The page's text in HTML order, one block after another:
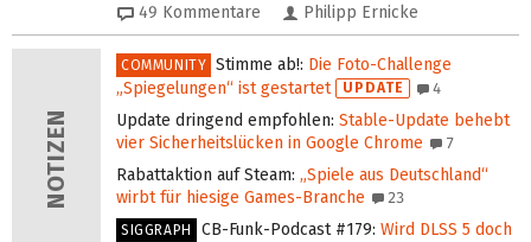
49 Kommentare Philipp Ernicke
COMMUNITY Stimme ab!: Die Foto-Challenge
„Spiegelungen“ ist gestartet
UPDATE 4
Update dringend empfohlen: Stable-Update behebt
vier Sicherheitslücken in Google Chrome
7
Rabattaktion auf Steam: „Spiele aus Deutschland“
wirbt für hiesige Games-Branche
23
SIGGRAPH CB-Funk-Podcast #179: Wird DLSS 5 doch